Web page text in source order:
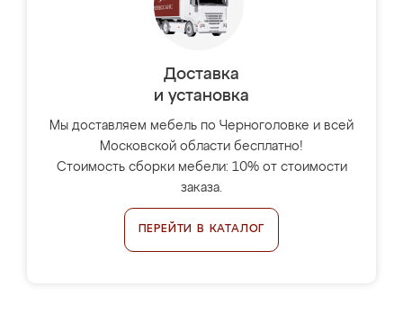
Доставка
и установка
Мы доставляем мебель по Черноголовке и всей
Московской области бесплатно!
Стоимость сборки мебели: 10% от стоимости
заказа.
ПЕРЕЙТИ В КАТАЛОГ